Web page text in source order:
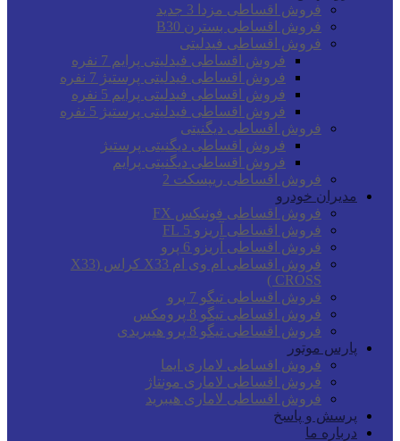
فروش اقساطی مزدا 3 جدید
فروش اقساطی بسترن B30
فروش اقساطی فیدلیتی
فروش اقساطی فیدلیتی پرایم 7 نفره
فروش اقساطی فیدلیتی پرستیژ 7 نفره
فروش اقساطی فیدلیتی پرایم 5 نفره
فروش اقساطی فیدلیتی پرستیژ 5 نفره
فروش اقساطی دیگنیتی
فروش اقساطی دیگنیتی پرستیژ
فروش اقساطی دیگنیتی پرایم
فروش اقساطی ریپسکت 2
مدیران خودرو
فروش اقساطی فونیکس FX
فروش اقساطی آریزو 5 FL
فروش اقساطی آریزو 6 پرو
فروش اقساطی ام وی ام X33 کراس (X33
CROSS )
فروش اقساطی تیگو 7 پرو
فروش اقساطی تیگو 8 پرومکس
فروش اقساطی تیگو 8 پرو هیبریدی
پارس موتور
فروش اقساطی لاماری ایما
فروش اقساطی لاماری مونتاژ
فروش اقساطی لاماری هیبرید
پرسش و پاسخ
درباره ما